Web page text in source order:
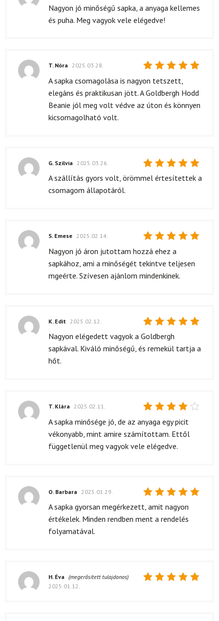
Értékelés:
/ 5
Nagyon jó minőségű sapka, a anyaga kellemes
és puha. Meg vagyok vele elégedve!
Értékelés:
T. Nóra 2025.03.28.
A sapka csomagolása is nagyon tetszett,
elegáns és praktikusan jött. A Goldbergh Hodd
Beanie jól meg volt védve az úton és könnyen
kicsomagolható volt.
Értékelés:
G. Szilvia 2025.03.26.
A szállítás gyors volt, örömmel értesítettek a
csomagom állapotáról.
Értékelés:
S. Emese 2025.02.14.
Nagyon jó áron jutottam hozzá ehez a
sapkához, ami a minőségét tekintve teljesen
mgeérte. Szívesen ajánlom mindenkinek.
Értékelés:
/ 5
K. Edit 2025.02.12.
Nagyon elégedett vagyok a Goldbergh
sapkával. Kiváló minőségű, és remekül tartja a
hőt.
Értékelés:
4
/ 5
T. Klára 2025.02.11.
A sapka minősége jó, de az anyaga egy picit
vékonyabb, mint amire számítottam. Ettől
függetlenül meg vagyok vele elégedve.
Értékelés:
5
O. Barbara 2025.01.29.
A sapka gyorsan megérkezett, amit nagyon
értékelek. Minden rendben ment a rendelés
folyamatával.
H. Éva (megerősített tulajdonos)
2025.01.12.